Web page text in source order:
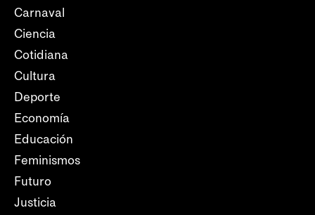
Carnaval
Ciencia
Cotidiana
Cultura
Deporte
Economía
Educación
Feminismos
Futuro
Justicia